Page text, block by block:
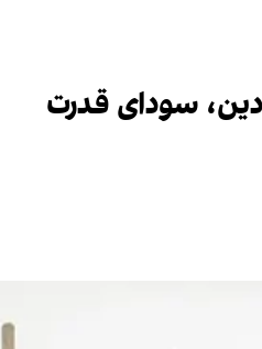
دین، سودای قدرت